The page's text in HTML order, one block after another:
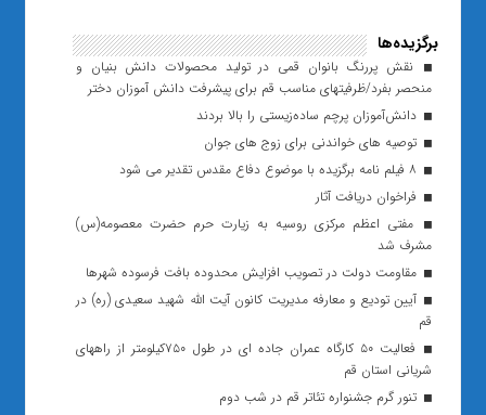
برگزیده‌ها
نقش پررنگ بانوان قمی در تولید محصولات دانش بنیان و
منحصر بفرد/ظرفیتهای مناسب قم برای پیشرفت دانش آموزان دختر
دانش‌آموزان پرچم ساده‌زیستی را بالا بردند
توصیه های خواندنی برای زوج های جوان
فراخوان دریافت آثار
مفتی اعظم مرکزی روسیه به زیارت حرم حضرت معصومه(س)
مشرف شد
مقاومت دولت در تصویب افزایش محدوده بافت فرسوده شهرها
آیین تودیع و معارفه مدیریت کانون آیت الله شهید سعیدی (ره) در
قم
فعالیت ۵۰ کارگاه عمران جاده ای در طول ۷۵۰کیلومتر از راههای
شریانی استان قم
تنور گرم جشنواره تئاتر قم در شب دوم